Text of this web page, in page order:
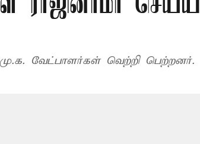
வேட்பாளர்கள் வெற்றி பெற்றனர்.